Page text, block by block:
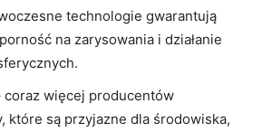
technologie gwarantują
na zarysowania i działanie
coraz więcej producentów
które są przyjazne dla środowiska,